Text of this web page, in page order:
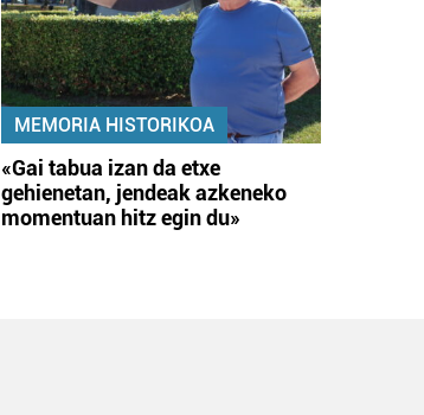
MEMORIA HISTORIKOA
«Gai tabua izan da etxe
gehienetan, jendeak azkeneko
momentuan hitz egin du»